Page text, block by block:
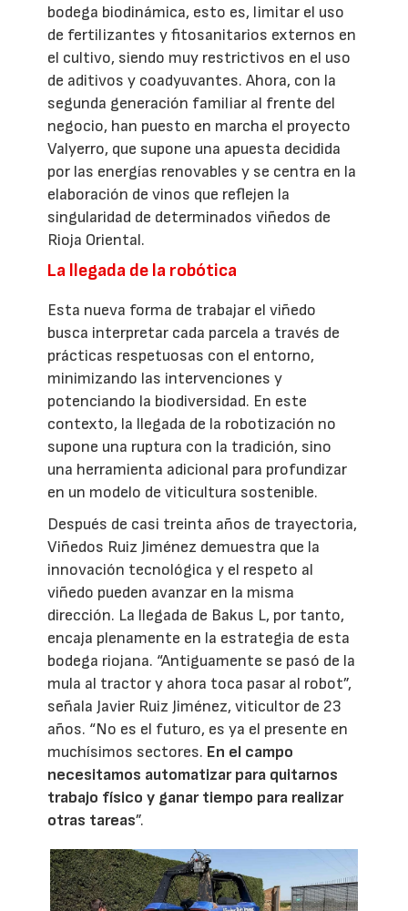
bodega biodinámica, esto es, limitar el uso
de fertilizantes y fitosanitarios externos en
el cultivo, siendo muy restrictivos en el uso
de aditivos y coadyuvantes. Ahora, con la
segunda generación familiar al frente del
negocio, han puesto en marcha el proyecto
Valyerro, que supone una apuesta decidida
por las energías renovables y se centra en la
elaboración de vinos que reflejen la
singularidad de determinados viñedos de
Rioja Oriental.
La llegada de la robótica
Esta nueva forma de trabajar el viñedo
busca interpretar cada parcela a través de
prácticas respetuosas con el entorno,
minimizando las intervenciones y
potenciando la biodiversidad. En este
contexto, la llegada de la robotización no
supone una ruptura con la tradición, sino
una herramienta adicional para profundizar
en un modelo de viticultura sostenible.
Después de casi treinta años de trayectoria,
Viñedos Ruiz Jiménez demuestra que la
innovación tecnológica y el respeto al
viñedo pueden avanzar en la misma
dirección. La llegada de Bakus L, por tanto,
encaja plenamente en la estrategia de esta
bodega riojana. “Antiguamente se pasó de la
mula al tractor y ahora toca pasar al robot”,
señala Javier Ruiz Jiménez, viticultor de 23
años. “No es el futuro, es ya el presente en
muchísimos sectores. En el campo
necesitamos automatizar para quitarnos
trabajo físico y ganar tiempo para realizar
otras tareas”.